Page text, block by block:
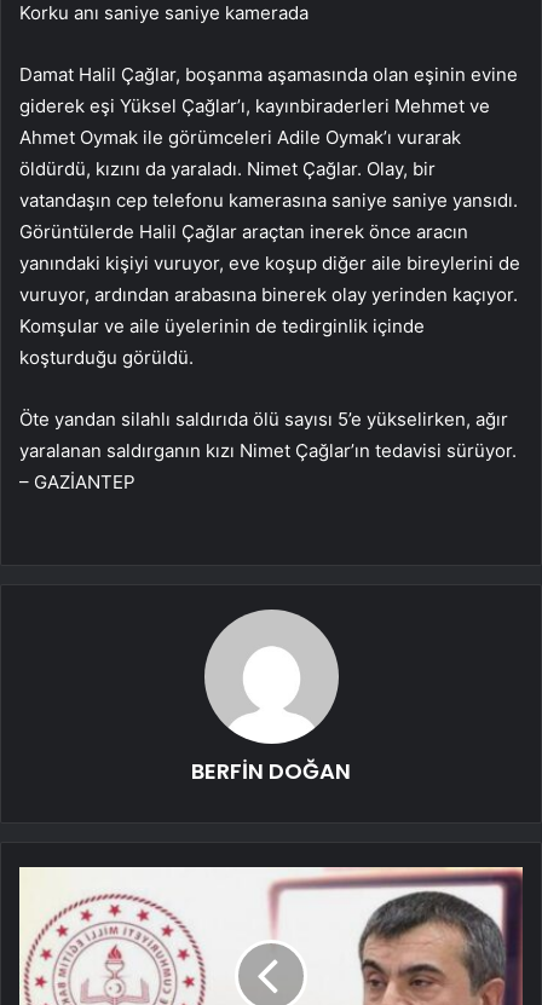
Korku anı saniye saniye kamerada
Damat Halil Çağlar, boşanma aşamasında olan eşinin evine
giderek eşi Yüksel Çağlar’ı, kayınbiraderleri Mehmet ve
Ahmet Oymak ile görümceleri Adile Oymak’ı vurarak
öldürdü, kızını da yaraladı. Nimet Çağlar. Olay, bir
vatandaşın cep telefonu kamerasına saniye saniye yansıdı.
Görüntülerde Halil Çağlar araçtan inerek önce aracın
yanındaki kişiyi vuruyor, eve koşup diğer aile bireylerini de
vuruyor, ardından arabasına binerek olay yerinden kaçıyor.
Komşular ve aile üyelerinin de tedirginlik içinde
koşturduğu görüldü.
Öte yandan silahlı saldırıda ölü sayısı 5’e yükselirken, ağır
yaralanan saldırganın kızı Nimet Çağlar’ın tedavisi sürüyor.
– GAZİANTEP
BERFİN DOĞAN